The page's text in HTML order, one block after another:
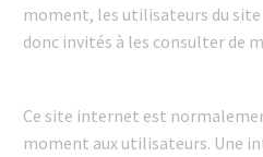
moment, les utilisateurs du
donc invités à les consulter de
Ce site internet est
moment aux utilisateurs. Une